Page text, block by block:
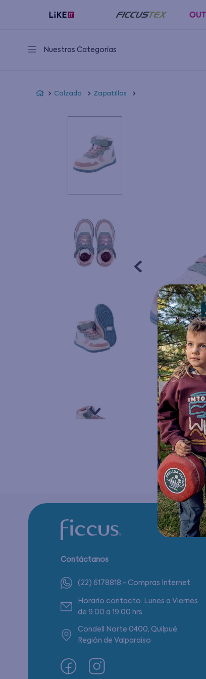
Nuestras Categorías
Calzado Zapatillas
Contáctanos
(22) 6178818 - Compras Internet
Horario contacto: Lunes a Viernes
de 9:00 a 19:00 hrs
Condell Norte 0400, Quilpué,
Región de Valparaíso